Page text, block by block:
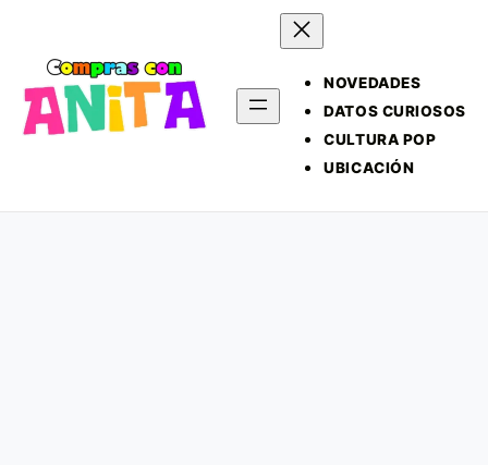
NOVEDADES
DATOS CURIOSOS
CULTURA POP
UBICACIÓN